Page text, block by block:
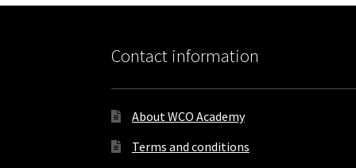
Contact information
About WCO Academy
Terms and conditions